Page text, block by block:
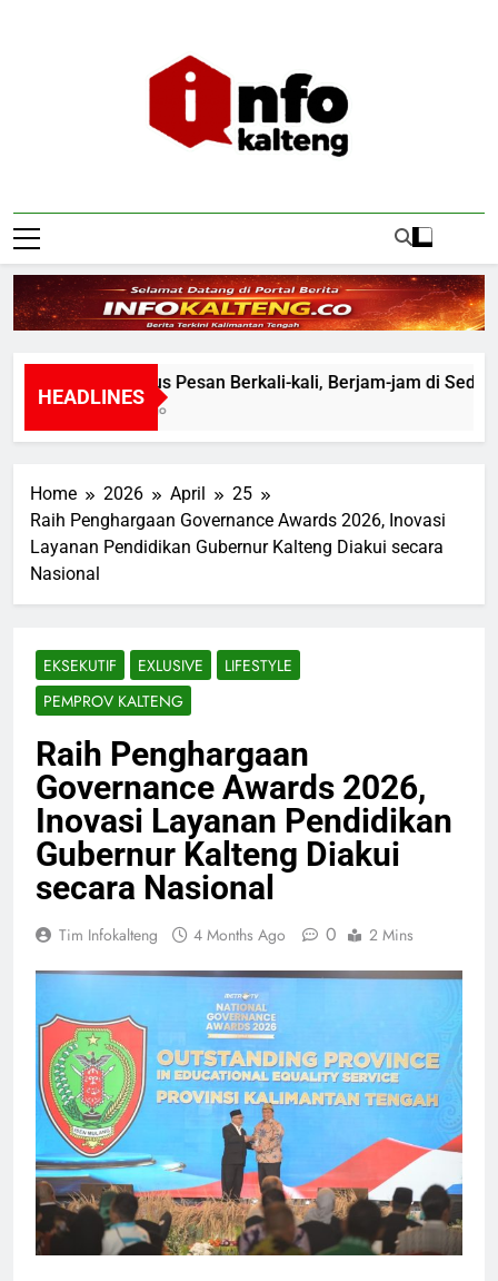
Infokalteng
HEADLINES
Tak Harus Pesan Berkali-kali, Berjam-jam di Seduh
7 Hours Ago
Home 2026 April
25
Raih Penghargaan Governance Awards 2026, Inovasi
Layanan Pendidikan Gubernur Kalteng Diakui secara
Nasional
EKSEKUTIF EXLUSIVE
LIFESTYLE
PEMPROV KALTENG
Raih Penghargaan
Governance Awards 2026,
Inovasi Layanan Pendidikan
Gubernur Kalteng Diakui
secara Nasional
Tim Infokalteng 4 Months Ago 0 2 Mins